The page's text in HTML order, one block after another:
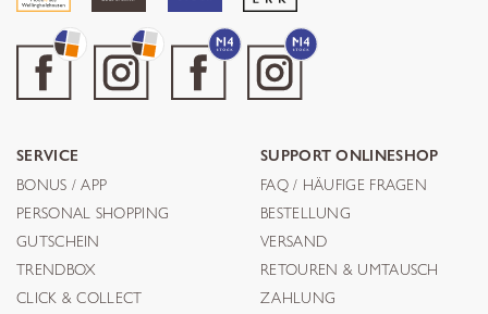
SERVICE
BONUS / APP
PERSONAL SHOPPING
GUTSCHEIN
TRENDBOX
CLICK & COLLECT
SUPPORT ONLINESHOP
FAQ / HÄUFIGE FRAGEN
BESTELLUNG
VERSAND
RETOUREN & UMTAUSCH
ZAHLUNG